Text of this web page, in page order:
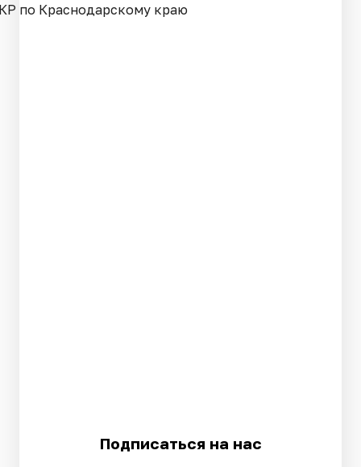
по Краснодарскому краю
Подписаться на нас